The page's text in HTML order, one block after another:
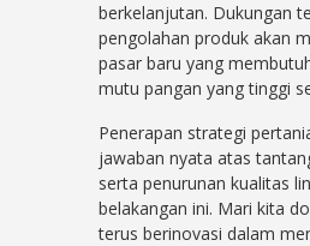
berkelanjutan. Dukungan
pengolahan produk akan
pasar baru yang
mutu pangan yang tinggi
Penerapan strategi
jawaban nyata atas
serta penurunan kualitas
belakangan ini. Mari kita
terus berinovasi dalam